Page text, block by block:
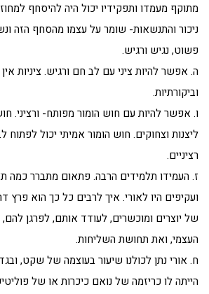
מתוקף מעמדו ותפקידיו יכול היה להיסחף
ניכור והתנשאות- שומר על עצמו מהסחף הזה
פשוט, נגיש ורגיש.
ה. אפשר להיות ציני עם לב חם ורגיש. ציניות
וביקורתיות.
ו. אפשר להיות עם חוש הומור מפותח- ורציני.
ליצנות וצחוקים. חוש הומור אמיתי יכול לפתוח
רציניים.
ז. העמידו תלמידים הרבה. פתאום מתברר כמה
ועקיפים היו לאורי. איך לרבים כל כך הוא פרץ
של יוצרים ומוכשרים, לעודד אותם, לפרגן
העצמי, ואת תחושת השליחות.
ח. אורי נתן לכולנו שיעור בעוצמה של שקט,
הייתה לו כריזמה של נואם כיכרות או של